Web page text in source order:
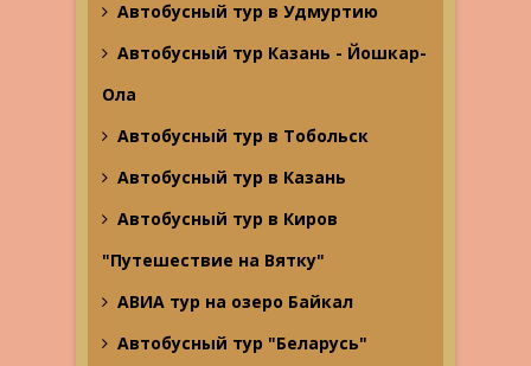
Автобусный тур в Удмуртию
Автобусный тур Казань - Йошкар-
Ола
Автобусный тур в Тобольск
Автобусный тур в Казань
Автобусный тур в Киров
"Путешествие на Вятку"
АВИА тур на озеро Байкал
Автобусный тур "Беларусь"